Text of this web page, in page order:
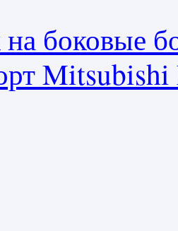
боковые